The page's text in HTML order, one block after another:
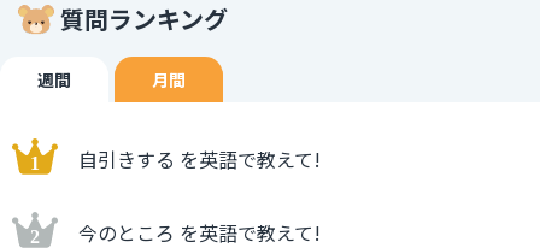
質問ランキング
週間 月間
自引きする を英語で教えて!
今のところ を英語で教えて!